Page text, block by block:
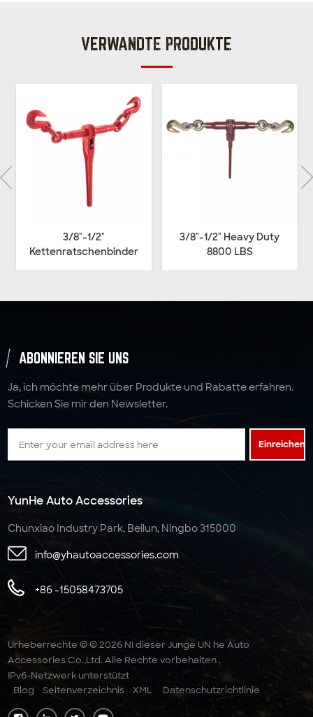
VERWANDTE PRODUKTE
3/8"-1/2" Heavy Duty
8800 LBS
5/16"-3/8" Chain Level
Binder
ABONNIEREN SIE UNS
Ja, ich möchte mehr über Produkte und Rabatte erfahren.
Schicken Sie mir den Newsletter.
Einreichen
YunHe Auto Accessories
Chunxiao Industry Park, Beilun, Ningbo 315000
info@yhautoaccessories.com
+86 -15058473705
Urheberrechte © © 2026 NI dieser Junge UN he Auto
Accessories Co.,Ltd. Alle Rechte vorbehalten .
IPv6-Netzwerk unterstützt
Blog
Seitenverzeichnis XML Datenschutzrichtlinie